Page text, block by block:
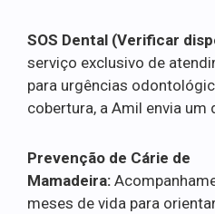
SOS Dental (Verificar
serviço exclusivo de
para urgências
cobertura, a Amil envia um
Prevenção de Cárie de
Mamadeira:
meses de vida para